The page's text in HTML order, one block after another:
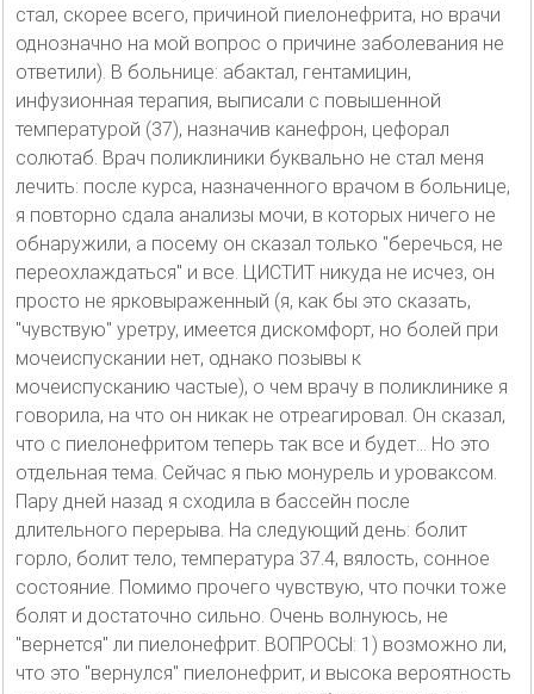
стал, скорее всего, причиной пиелонефрита, но врачи
однозначно на мой вопрос о причине заболевания не
ответили). В больнице: абактал, гентамицин,
инфузионная терапия, выписали с повышенной
температурой (37), назначив канефрон, цефорал
солютаб. Врач поликлиники буквально не стал меня
лечить: после курса, назначенного врачом в больнице,
я повторно сдала анализы мочи, в которых ничего не
обнаружили, а посему он сказал только "беречься, не
переохлаждаться" и все. ЦИСТИТ никуда не исчез, он
просто не ярковыраженный (я, как бы это сказать,
"чувствую" уретру, имеется дискомфорт, но болей при
мочеиспускании нет, однако позывы к
мочеиспусканию частые), о чем врачу в поликлинике я
говорила, на что он никак не отреагировал. Он сказал,
что с пиелонефритом теперь так все и будет... Но это
отдельная тема. Сейчас я пью монурель и уроваксом.
Пару дней назад я сходила в бассейн после
длительного перерыва. На следующий день: болит
горло, болит тело, температура 37.4, вялость, сонное
состояние. Помимо прочего чувствую, что почки тоже
болят и достаточно сильно. Очень волнуюсь, не
"вернется" ли пиелонефрит. ВОПРОСЫ: 1) возможно ли,
что это "вернулся" пиелонефрит, и высока вероятность